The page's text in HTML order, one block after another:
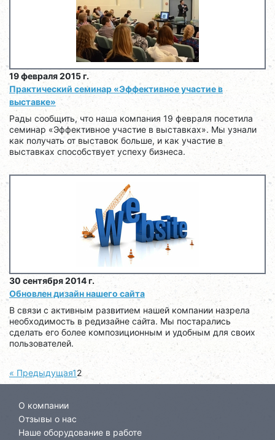
19 февраля 2015 г.
Практический семинар «Эффективное участие в
выставке»
Рады сообщить, что наша компания 19 февраля посетила
семинар «Эффективное участие в выставках». Мы узнали
как получать от выставок больше, и как участие в
выставках способствует успеху бизнеса.
30 сентября 2014 г.
Обновлен дизайн нашего сайта
В связи с активным развитием нашей компании назрела
необходимость в редизайне сайта. Мы постарались
сделать его более композиционным и удобным для своих
пользователей.
« Предыдущая12
О компании
Отзывы о нас
Наше оборудование в работе